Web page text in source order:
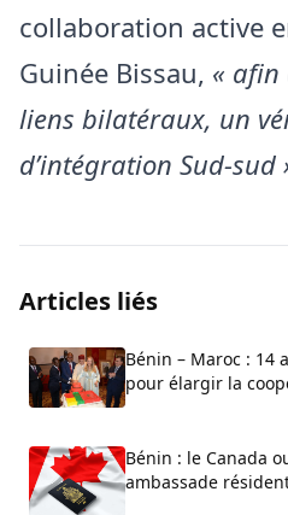
collaboration active
Guinée Bissau, « afin
liens bilatéraux, un
d’intégration Sud-sud
Articles liés
Bénin – Maroc : 14
pour élargir la
Bénin : le Canada
ambassade